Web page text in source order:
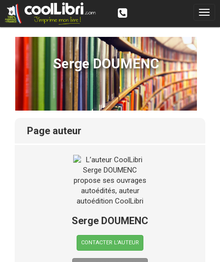
Serge DOUMENC
page auteur
Serge DOUMENC
CONTACTER L’AUTEUR